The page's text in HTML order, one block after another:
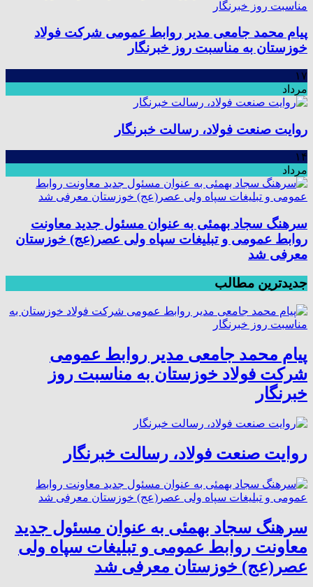
پیام محمد جامعی مدیر روابط عمومی شرکت فولاد
خوزستان به مناسبت روز خبرنگار
۱۷
مرداد
روایت صنعت فولاد،‌ رسالت خبرنگار
۱۴
مرداد
سرهنگ سجاد بهمئی به عنوان مسئول جدید معاونت
روابط عمومی و تبلیغات سپاه ولی عصر(عج) خوزستان
معرفی شد
جدیدترین مطالب
پیام محمد جامعی مدیر روابط عمومی
شرکت فولاد خوزستان به مناسبت روز
خبرنگار
روایت صنعت فولاد،‌ رسالت خبرنگار
سرهنگ سجاد بهمئی به عنوان مسئول جدید
معاونت روابط عمومی و تبلیغات سپاه ولی
عصر(عج) خوزستان معرفی شد